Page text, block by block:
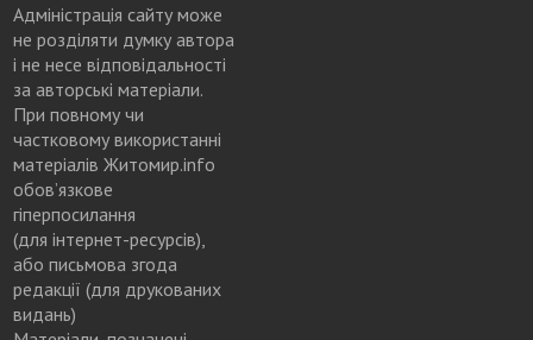
Адміністрація сайту може
не розділяти думку автора
і не несе відповідальності
за авторські матеріали.
При повному чи
частковому використанні
матеріалів Житомир.info
обов’язкове
гіперпосилання
(для інтернет-ресурсів),
або письмова згода
редакції (для друкованих
видань)